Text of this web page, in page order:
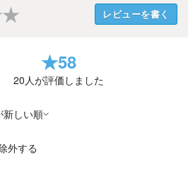
★ レビューを書く
★58
20人が評価しました
新しい順
外する